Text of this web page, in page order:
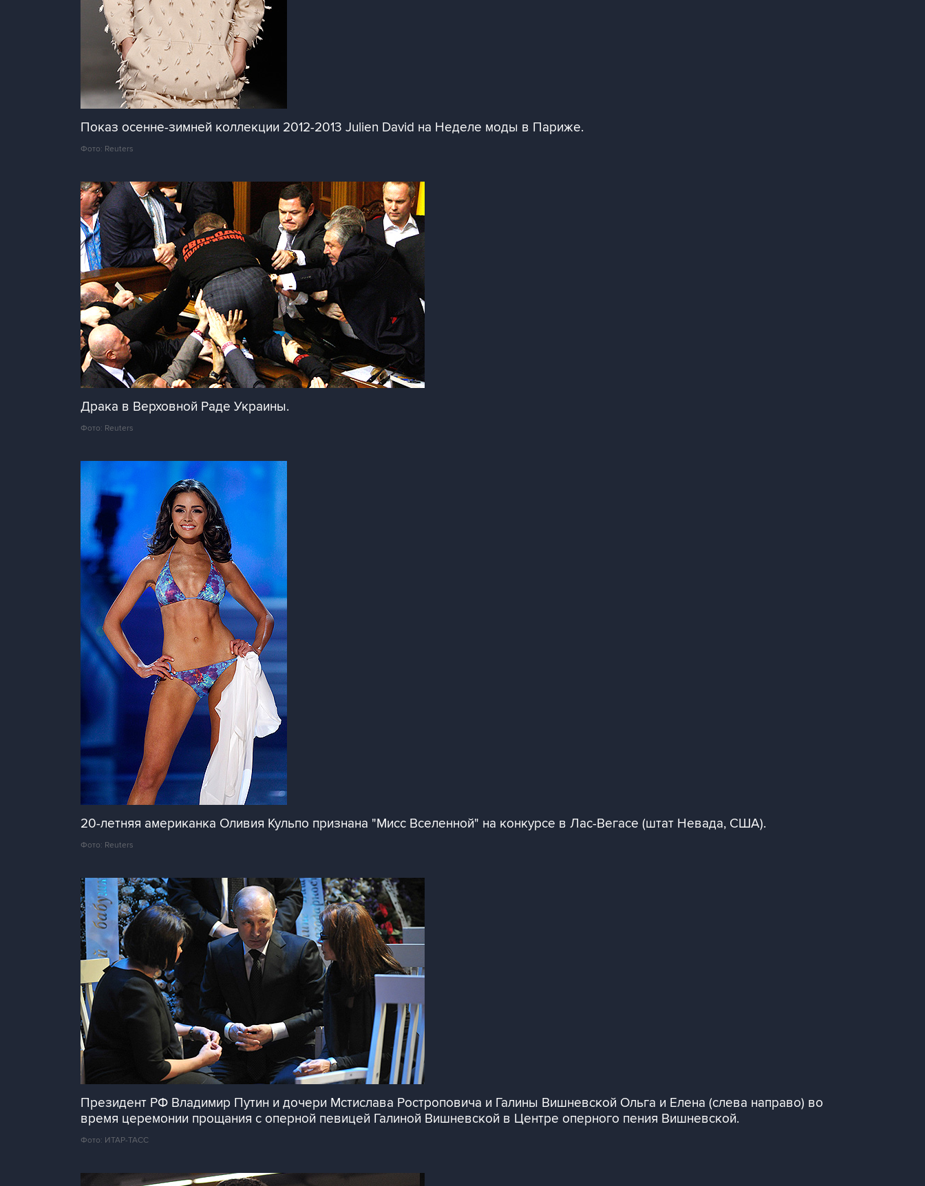
Показ осенне-зимней коллекции 2012-2013 Julien David на Неделе моды в Париже.
Фото: Reuters
Драка в Верховной Раде Украины.
Фото: Reuters
20-летняя американка Оливия Кульпо признана "Мисс Вселенной" на конкурсе в Лас-Вегасе (штат Невада, США).
Фото: Reuters
Президент РФ Владимир Путин и дочери Мстислава Ростроповича и Галины Вишневской Ольга и Елена (слева направо) во
время церемонии прощания с оперной певицей Галиной Вишневской в Центре оперного пения Вишневской.
Фото: ИТАР-ТАСС